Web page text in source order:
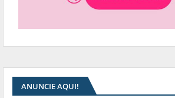
ANUNCIE AQUI!